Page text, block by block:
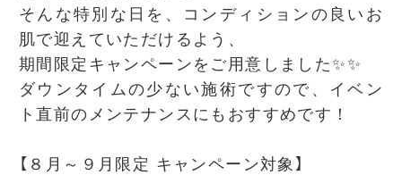
そんな特別な日を、コンディションの良いお
肌で迎えていただけるよう、
期間限定キャンペーンをご用意しました✨✨
ダウンタイムの少ない施術ですので、イベン
ト直前のメンテナンスにもおすすめです！
【８月～９月限定 キャンペーン対象】